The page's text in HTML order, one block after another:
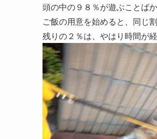
頭の中の９８％が遊ぶことば
ご飯の用意を始めると、同じ
残りの２％は、やはり時間が